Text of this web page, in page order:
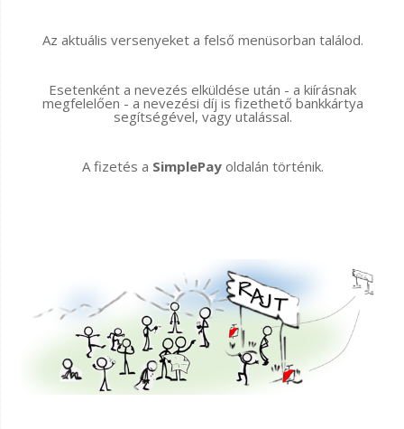
Az aktuális versenyeket a felső menüsorban találod.
Esetenként a nevezés elküldése után - a kiírásnak
megfelelően - a nevezési díj is fizethető bankkártya
segítségével, vagy utalással.
A fizetés a SimplePayoldalán történik.